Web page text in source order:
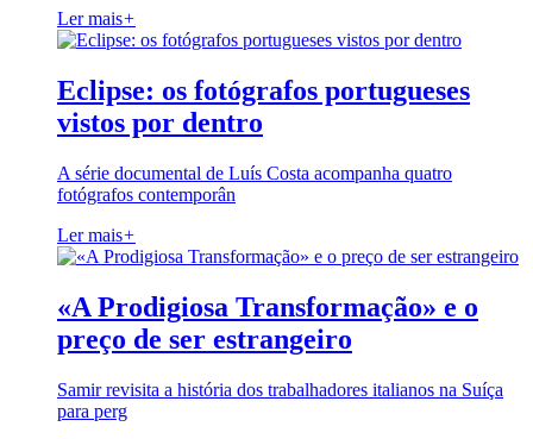
Ler mais+
Eclipse: os fotógrafos portugueses
vistos por dentro
A série documental de Luís Costa acompanha quatro
fotógrafos contemporân
Ler mais+
«A Prodigiosa Transformação» e o
preço de ser estrangeiro
Samir revisita a história dos trabalhadores italianos na Suíça
para perg